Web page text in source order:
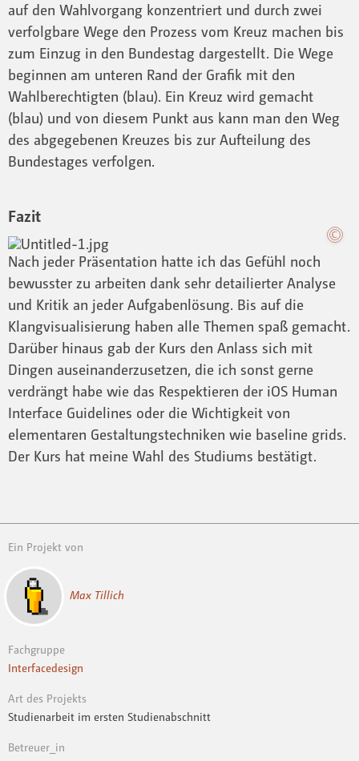
auf den Wahlvorgang konzentriert und durch zwei
verfolgbare Wege den Prozess vom Kreuz machen bis
zum Einzug in den Bundestag dargestellt. Die Wege
beginnen am unteren Rand der Grafik mit den
Wahlberechtigten (blau). Ein Kreuz wird gemacht
(blau) und von diesem Punkt aus kann man den Weg
des abgegebenen Kreuzes bis zur Aufteilung des
Bundestages verfolgen.
Fazit
Nach jeder Präsentation hatte ich das Gefühl noch
bewusster zu arbeiten dank sehr detailierter Analyse
und Kritik an jeder Aufgabenlösung. Bis auf die
Klangvisualisierung haben alle Themen spaß gemacht.
Darüber hinaus gab der Kurs den Anlass sich mit
Dingen auseinanderzusetzen, die ich sonst gerne
verdrängt habe wie das Respektieren der iOS Human
Interface Guidelines oder die Wichtigkeit von
elementaren Gestaltungstechniken wie baseline grids.
Der Kurs hat meine Wahl des Studiums bestätigt.
Ein Projekt von
Max Tillich
Fachgruppe
Interfacedesign
Art des Projekts
Studienarbeit im ersten Studienabschnitt
Betreuer_in